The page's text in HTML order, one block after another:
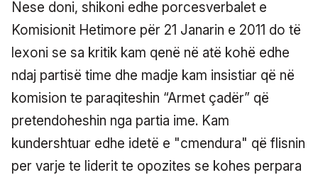
Nese doni, shikoni edhe porcesverbalet e
Komisionit Hetimore për 21 Janarin e 2011 do të
lexoni se sa kritik kam qenë në atë kohë edhe
ndaj partisë time dhe madje kam insistiar që në
komision te paraqiteshin “Armet çadër” që
pretendoheshin nga partia ime. Kam
kundershtuar edhe idetë e "cmendura" që flisnin
per varje te liderit te opozites se kohes perpara